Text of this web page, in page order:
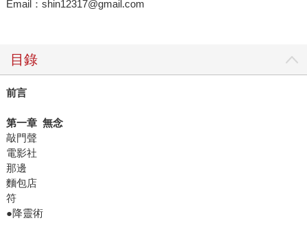
Email：shin12317@gmail.com
目錄
前言
第一章 無念
敲門聲
電影社
那邊
麵包店
符
●降靈術